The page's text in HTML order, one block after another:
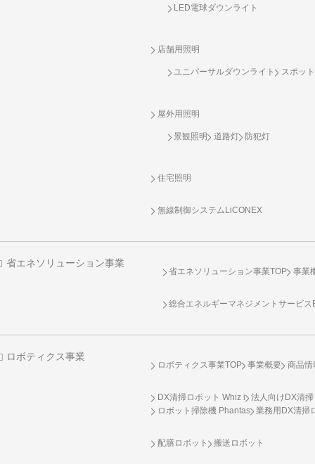
LED電球ダウンライト
店舗用照明
ユニバーサルダウンライト スポッ
屋外用照明
景観照明 道路灯 防犯灯
住宅照明
無線制御システム LiCONEX
省エネソリューション事業
省エネソリューション事業TOP 事業
総合エネルギーマネジメントサービ
ロボティクス事業
ロボティクス事業TOP 事業概要 商品情
DX清掃ロボット Whiz i
法人向けDX清
ロボット掃除機 Phantas
業務用DX清掃
配膳ロボット 搬送ロボット